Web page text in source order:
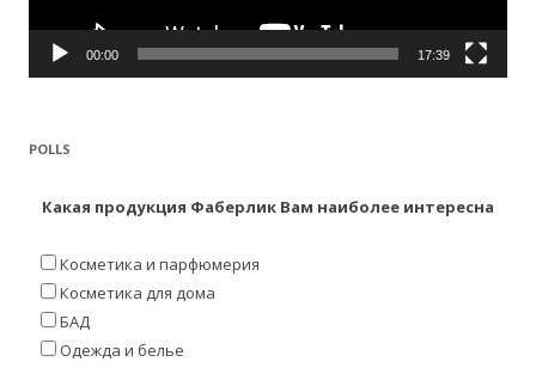
00:00 17:39
POLLS
Какая продукция Фаберлик Вам наиболее интересна
Косметика и парфюмерия
Косметика для дома
БАД
Одежда и белье